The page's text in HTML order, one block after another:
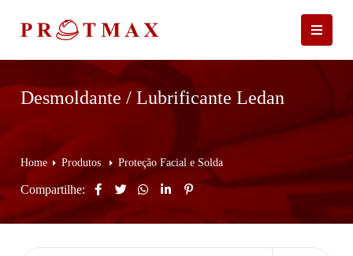
Desmoldante / Lubrificante Ledan
Home Produtos Proteção Facial e Solda
Compartilhe: